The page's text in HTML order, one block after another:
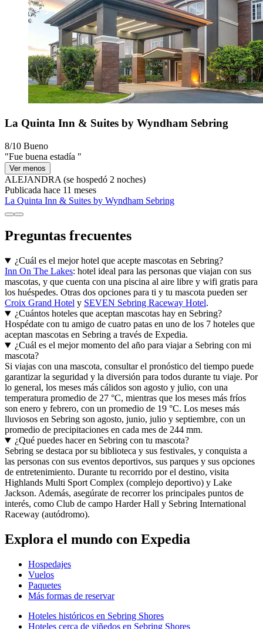
La Quinta Inn & Suites by Wyndham Sebring
8/10 Bueno
"Fue buena estadía "
Ver menos
ALEJANDRA (se hospedó 2 noches)
Publicada hace 11 meses
La Quinta Inn & Suites by Wyndham Sebring
Preguntas frecuentes
¿Cuál es el mejor hotel que acepte mascotas en Sebring?
Inn On The Lakes: hotel ideal para las personas que viajan con sus
mascotas, y que cuenta con una piscina al aire libre y wifi gratis para
los huéspedes. Otras dos opciones para ti y tu mascota pueden ser
Croix Grand Hotel y SEVEN Sebring Raceway Hotel.
¿Cuántos hoteles que aceptan mascotas hay en Sebring?
Hospédate con tu amigo de cuatro patas en uno de los 7 hoteles que
aceptan mascotas en Sebring a través de Expedia.
¿Cuál es el mejor momento del año para viajar a Sebring con mi
mascota?
Si viajas con una mascota, consultar el pronóstico del tiempo puede
garantizar la seguridad y la diversión para todos durante tu viaje. Por
lo general, los meses más cálidos son agosto y julio, con una
temperatura promedio de 27 °C, mientras que los meses más fríos
son enero y febrero, con un promedio de 19 °C. Los meses más
lluviosos en Sebring son agosto, junio, julio y septiembre, con un
promedio de precipitaciones en cada mes de 244 mm.
¿Qué puedes hacer en Sebring con tu mascota?
Sebring se destaca por su biblioteca y sus festivales, y conquista a
las personas con sus eventos deportivos, sus parques y sus opciones
de entretenimiento. Durante tu recorrido por el destino, visita
Highlands Multi Sport Complex (complejo deportivo) y Lake
Jackson. Además, asegúrate de recorrer los principales puntos de
interés, como Club de campo Harder Hall y Sebring International
Raceway (autódromo).
Explora el mundo con Expedia
Hospedajes
Vuelos
Paquetes
Más formas de reservar
Hoteles históricos en Sebring Shores
Hoteles cerca de viñedos en Sebring Shores